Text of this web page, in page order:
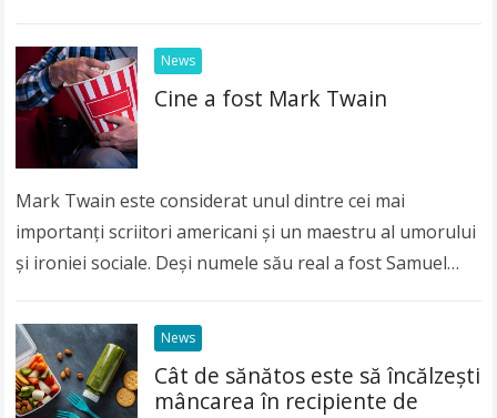
News
Cine a fost Mark Twain
Mark Twain este considerat unul dintre cei mai
importanți scriitori americani și un maestru al umorului
și ironiei sociale. Deși numele său real a fost Samuel
News
Cât de sănătos este să încălzeşti
mâncarea în recipiente de